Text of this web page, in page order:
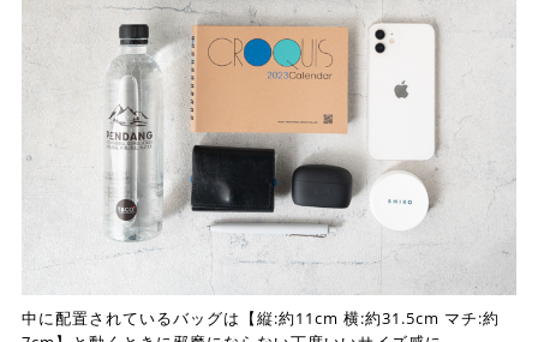
中に配置されているバッグは【縦:約11cm 横:約31.5cm マチ:約